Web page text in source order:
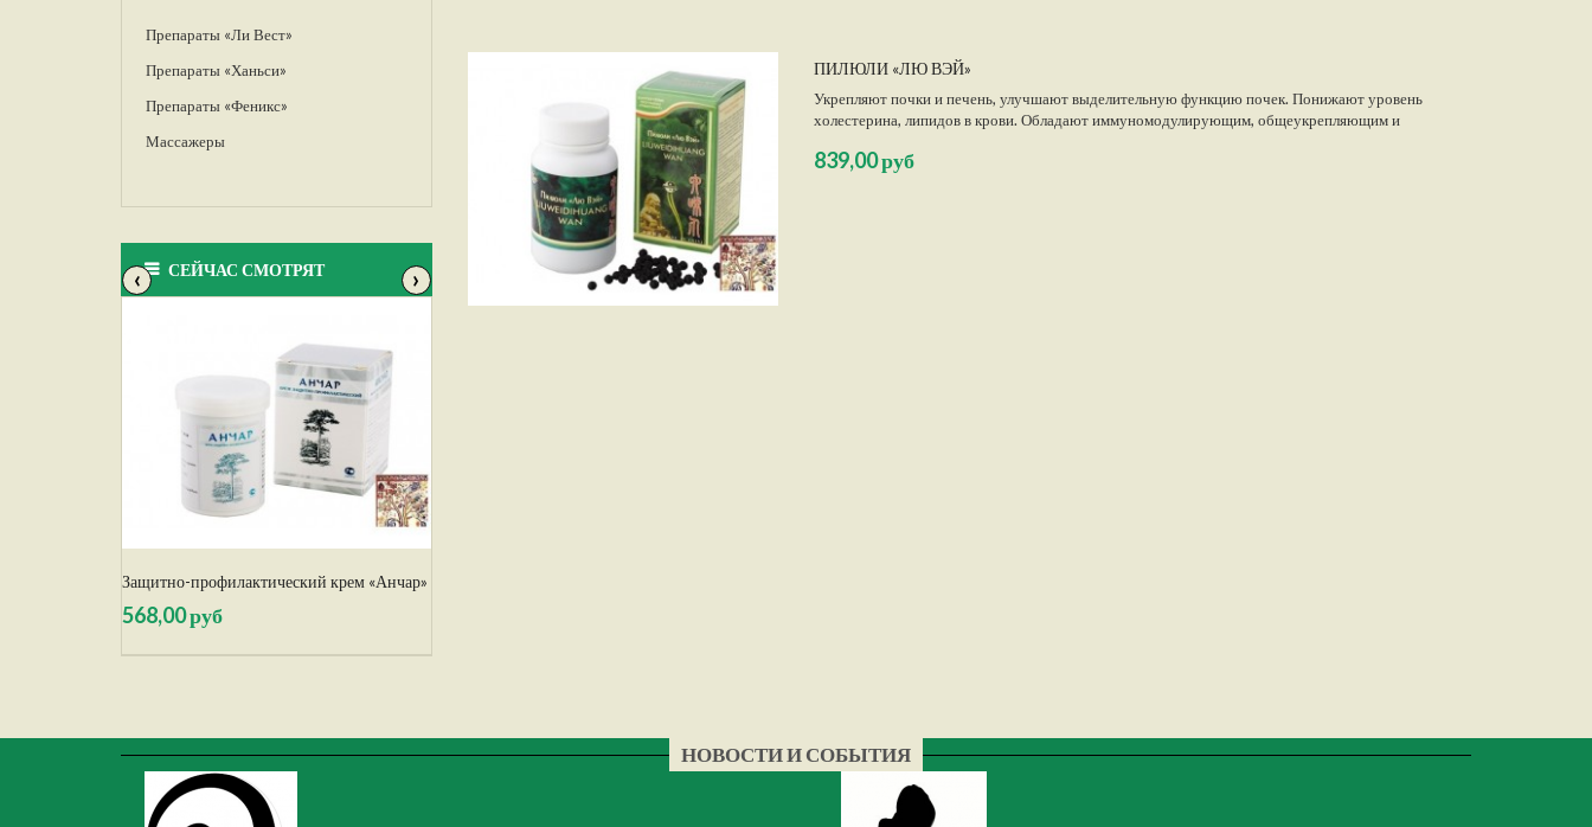
Препараты «Ли Вест»
Препараты «Ханьси»
Препараты «Феникс»
Массажеры
СЕЙЧАС СМОТРЯТ
‹ ›
Защитно-профилактический крем «Анчар»
568,00 руб
ПИЛЮЛИ «ЛЮ ВЭЙ»
Укрепляют почки и печень, улучшают выделительную функцию почек. Понижают уровень
холестерина, липидов в крови. Обладают иммуномодулирующим, общеукрепляющим и
Нормализуют обмен веществ, обладают противосклеротическим и антиоксидантным действием,
839,00 руб
НОВОСТИ И СОБЫТИЯ